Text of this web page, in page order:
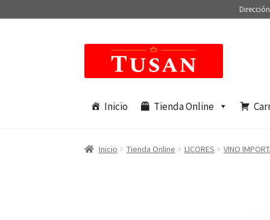
navegación
contenido
Inicio Tienda Online
Inicio Tienda Online LICORES VINO